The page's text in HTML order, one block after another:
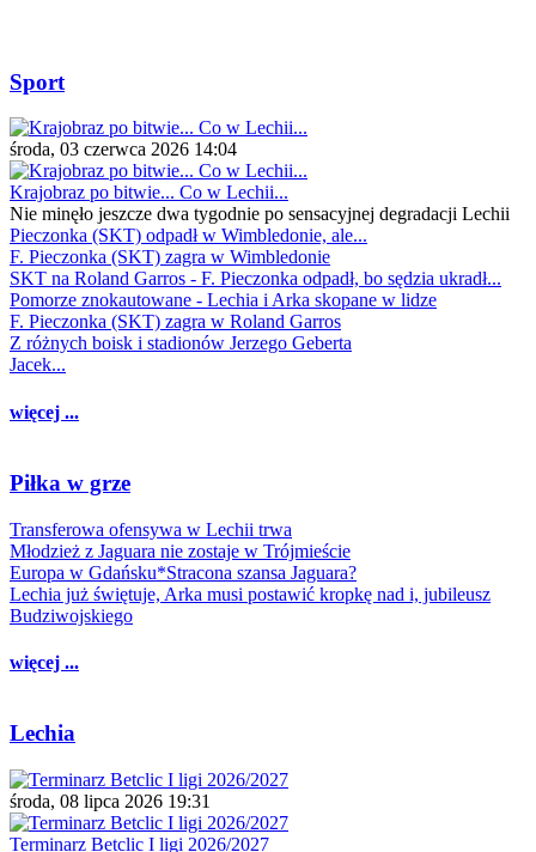
Sport
środa, 03 czerwca 2026 14:04
Krajobraz po bitwie... Co w Lechii...
Nie minęło jeszcze dwa tygodnie po sensacyjnej degradacji Lechii
Pieczonka (SKT) odpadł w Wimbledonie, ale...
F. Pieczonka (SKT) zagra w Wimbledonie
SKT na Roland Garros - F. Pieczonka odpadł, bo sędzia ukradł...
Pomorze znokautowane - Lechia i Arka skopane w lidze
F. Pieczonka (SKT) zagra w Roland Garros
Z różnych boisk i stadionów Jerzego Geberta
Jacek...
więcej ...
Piłka w grze
Transferowa ofensywa w Lechii trwa
Młodzież z Jaguara nie zostaje w Trójmieście
Europa w Gdańsku*Stracona szansa Jaguara?
Lechia już świętuje, Arka musi postawić kropkę nad i, jubileusz
Budziwojskiego
więcej ...
Lechia
środa, 08 lipca 2026 19:31
Terminarz Betclic I ligi 2026/2027